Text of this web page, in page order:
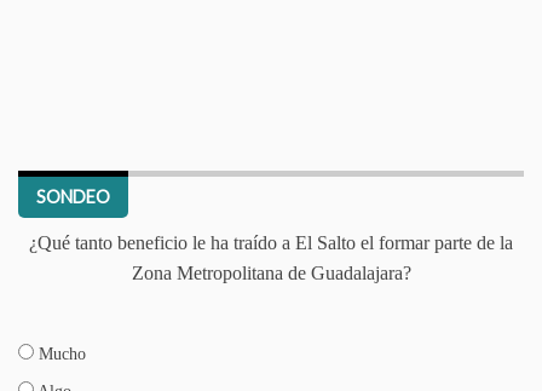
SONDEO
¿Qué tanto beneficio le ha traído a El Salto el formar parte de la
Zona Metropolitana de Guadalajara?
Mucho